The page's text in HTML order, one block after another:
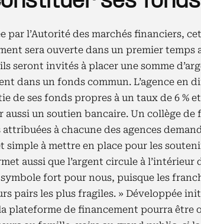
par l’Autorité des marchés financiers,
sera ouverte dans un premier temps
seront invités à placer une somme
dans un fonds commun. L’agence en
de ses fonds propres à un taux de 6 %
aussi un soutien bancaire. Un collège de
attribuées à chacune des agences
simple à mettre en place pour les
aussi que l’argent circule à
symbole fort pour nous, puisque les
pairs les plus fragiles. » Développée
plateforme de financement pourra être